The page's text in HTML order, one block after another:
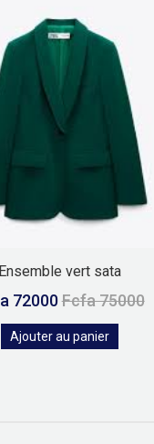
Ensemble vert sata
72000Fcfa 75000
Ajouter au panier